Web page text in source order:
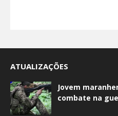
ATUALIZAÇÕES
Jovem
combate na